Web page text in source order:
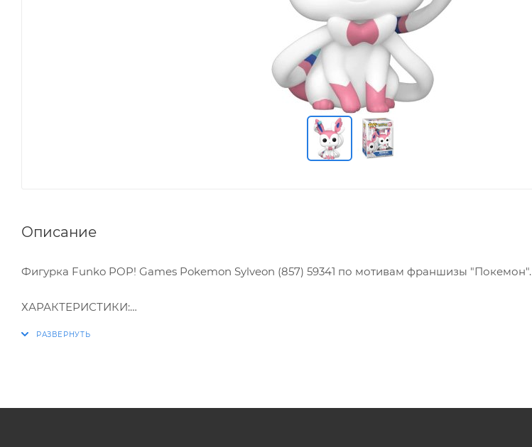
Описание
Фигурка Funko POP! Games Pokemon Sylveon (857) 59341 по мотивам франшизы "Покемон".
ХАРАКТЕРИСТИКИ: